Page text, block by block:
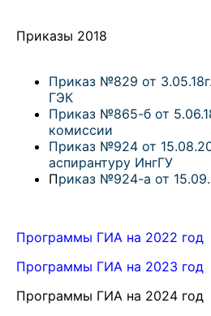
Приказы 2018
Приказ №829 от
ГЭК
Приказ №865-б от
комиссии
Приказ №924 от
аспирантуру ИнгГУ
Приказ №924-а от
Программы ГИА на 2022 год
Программы ГИА на 2023 год
Программы ГИА на 2024 год